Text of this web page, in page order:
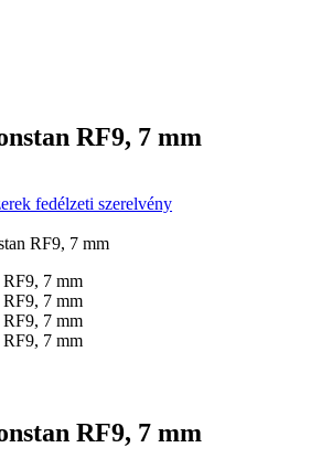
RF9, 7 mm
fedélzeti szerelvény
RF9, 7 mm
RF9, 7 mm